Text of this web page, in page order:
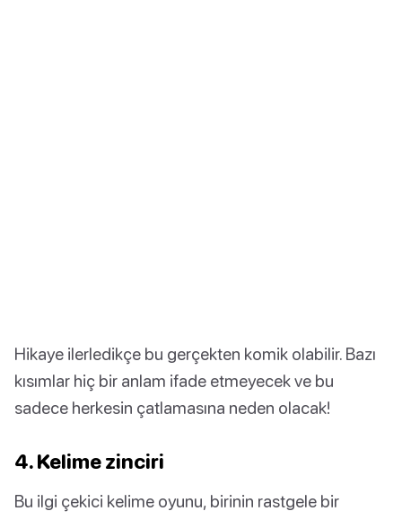
Hikaye ilerledikçe bu gerçekten komik olabilir. Bazı
kısımlar hiç bir anlam ifade etmeyecek ve bu
sadece herkesin çatlamasına neden olacak!
4. Kelime zinciri
Bu ilgi çekici kelime oyunu, birinin rastgele bir